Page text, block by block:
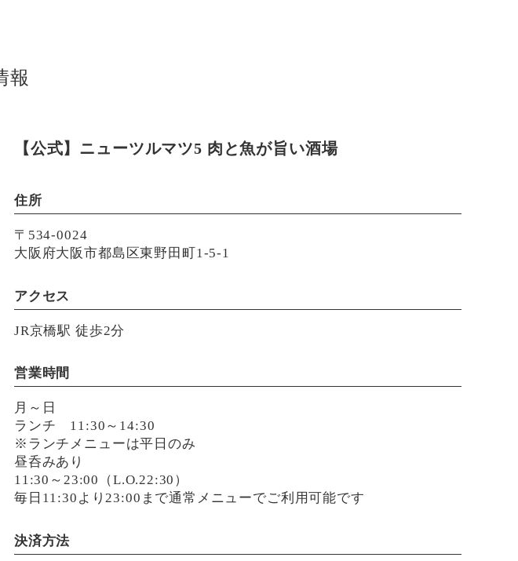
報
【公式】ニューツルマツ5 肉と魚が旨い酒場
住所
〒534-0024
大阪府大阪市都島区東野田町1-5-1
アクセス
JR京橋駅 徒歩2分
営業時間
月～日
ランチ 11:30～14:30
※ランチメニューは平日のみ
昼呑みあり
11:30～23:00（L.O.22:30）
毎日11:30より23:00まで通常メニューでご利用可能です
決済方法